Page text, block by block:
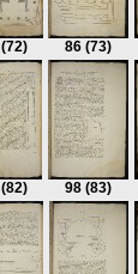
(72) 86 (73)
(82) 98 (83)